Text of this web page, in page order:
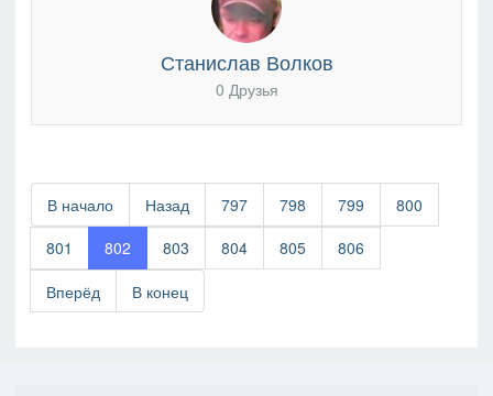
Станислав Волков
0 Друзья
В начало Назад 797 798 799
800
801
802 803 804 805
806
Вперёд
В конец